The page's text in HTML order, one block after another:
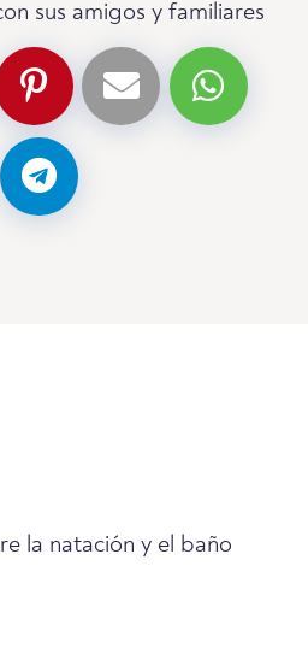
sus amigos y familiares
la natación y el baño